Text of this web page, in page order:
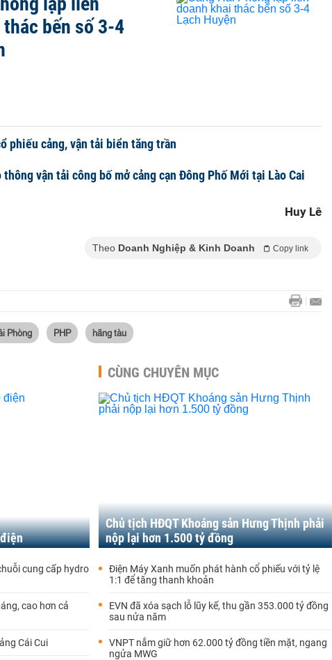
bến số 3-4
phiếu cảng, vận tải biển tăng trần
thông vận tải công bố mở cảng cạn Đông Phố Mới tại Lào Cai
Huy Lê
Theo Doanh Nghiệp & Kinh Doanh Copy link
Phòng PHP hãng tàu
cung cấp hydro
cao hơn cả
Cái Cui
CÙNG CHUYÊN MỤC
Chủ tịch HĐQT Khoáng sản Hưng Thịnh phải
nộp lại hơn 1.500 tỷ đồng
Điện Máy Xanh muốn phát hành cổ phiếu với tỷ lệ
1:1 để tăng thanh khoản
EVN đã xóa sạch lỗ lũy kế, thu gần 353.000 tỷ đồng
sau nửa năm
VNPT nắm giữ hơn 62.000 tỷ đồng tiền mặt, ngang
ngửa MWG